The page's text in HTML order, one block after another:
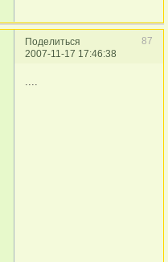
Поделиться
87
2007-11-17 17:46:38
....